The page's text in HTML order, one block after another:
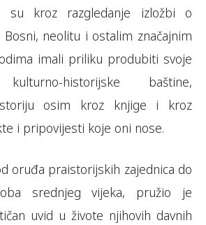
su kroz razgledanje izložbi o
Bosni, neolitu i ostalim značajnim
imali priliku produbiti svoje
kulturno-historijske baštine,
osim kroz knjige i kroz
i pripovijesti koje oni nose.
oruđa praistorijskih zajednica do
srednjeg vijeka, pružio je
uvid u živote njihovih davnih